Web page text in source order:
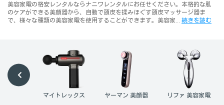
美容家電の格安レンタルならナニワレンタルにお任せください。本格的な肌
のケアができる美顔器から、自動で頭皮を揉みほぐす頭皮マッサージ器ま
で、様々な種類の美容家電を使用することができます。美容家… 続きを読む
マイトレックス ヤーマン 美顔器 リファ 美容家電